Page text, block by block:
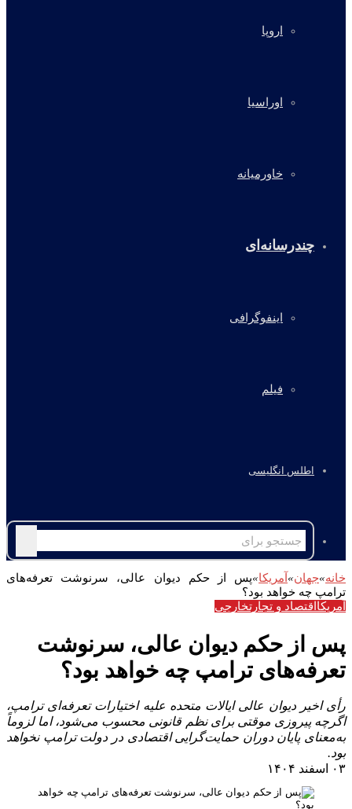
اروپا
اوراسیا
خاورمیانه
چندرسانه‌ای
اینفوگرافی
فیلم
اطلس انگلیسی
برای
خانه»جهان» آمریکا»پس از حکم دیوان عالی، سرنوشت تعرفه‌های
ترامپ چه خواهد بود؟
آمریکا اقتصاد و تجارتخارجی
پس از حکم دیوان عالی، سرنوشت
تعرفه‌های ترامپ چه خواهد بود؟
رأی اخیر دیوان عالی ایالات متحده علیه اختیارات تعرفه‌ای ترامپ،
اگرچه پیروزی موقتی برای نظم قانونی محسوب می‌شود، اما لزوماً
به‌معنای پایان دوران حمایت‌گرایی اقتصادی در دولت ترامپ نخواهد
بود.
۰۳ اسفند ۱۴۰۴